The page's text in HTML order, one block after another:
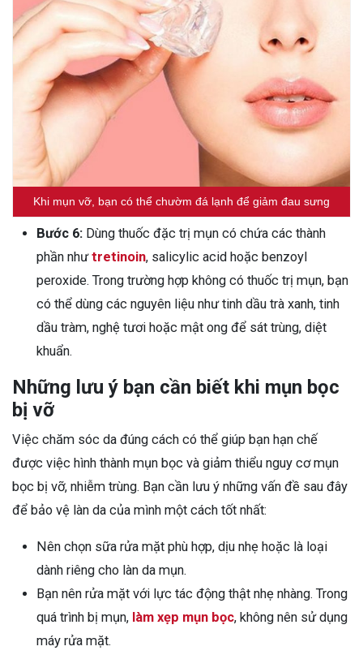
Khi mụn vỡ, bạn có thể chườm đá lạnh để giảm đau sưng
Bước 6: Dùng thuốc đặc trị mụn có chứa các thành
phần nhưtretinoin, salicylic acid hoặc benzoyl
peroxide. Trong trường hợp không có thuốc trị mụn, bạn
có thể dùng các nguyên liệu như tinh dầu trà xanh, tinh
dầu tràm, nghệ tươi hoặc mật ong để sát trùng, diệt
khuẩn.
Những lưu ý bạn cần biết khi mụn bọc
bị vỡ
Việc chăm sóc da đúng cách có thể giúp bạn hạn chế
được việc hình thành mụn bọc và giảm thiểu nguy cơmụn
bọc bị vỡ, nhiễm trùng. Bạn cần lưu ý những vấn đề sau đây
để bảo vệ làn da của mình một cách tốt nhất:
Nên chọn sữa rửa mặt phù hợp, dịu nhẹ hoặc là loại
dành riêng cho làn da mụn.
Bạn nên rửa mặt với lực tác động thật nhẹ nhàng. Trong
quá trình bị mụn, làm xẹp mụn bọc, không nên sử dụng
máy rửa mặt.